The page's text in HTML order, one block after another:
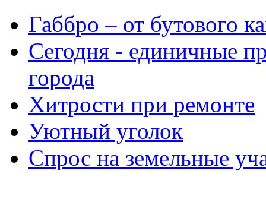
Габбро – от бутового
Сегодня - единичные
города
Хитрости при ремонте
Уютный уголок
Спрос на земельные